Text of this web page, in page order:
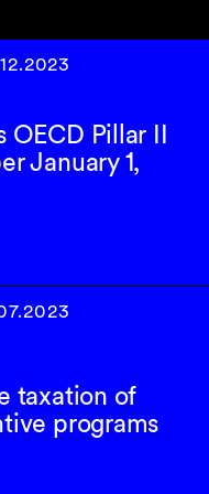
OECD Pillar II
January 1,
taxation of
programs